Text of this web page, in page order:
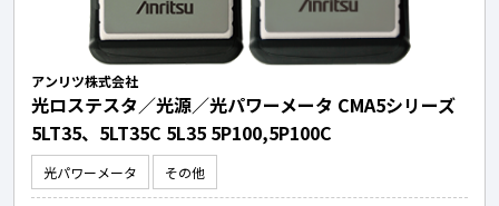
アンリツ株式会社
光ロステスタ／光源／光パワーメータ CMA5シリーズ
5LT35、5LT35C 5L35 5P100,5P100C
光パワーメータ その他